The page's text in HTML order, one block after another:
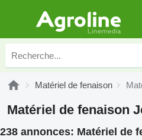
Matériel de fenaison
Matériel de fenaison
238 annonces: Matériel de